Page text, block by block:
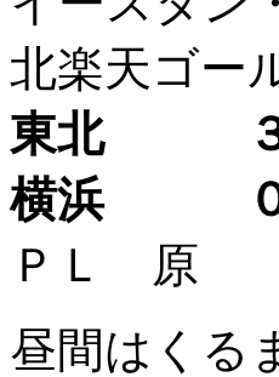
北楽天ゴー
東北 ３
横浜 ０
ＰＬ 原
昼間はくる